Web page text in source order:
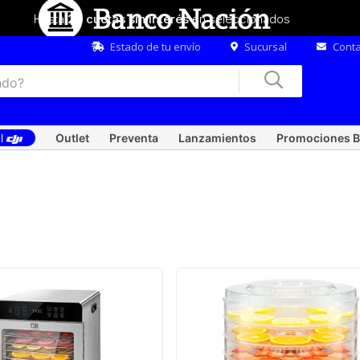
Hasta 20 cuotas sin interésen seleccionados
Estado de tu envío Sucursal
Outlet Preventa Lanzamientos Promociones